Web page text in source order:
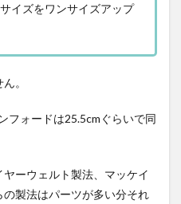
イズをワンサイズアップ
。
フォードは25.5cmぐらいで同
ーウェルト製法、マッケイ
製法はパーツが多い分それ